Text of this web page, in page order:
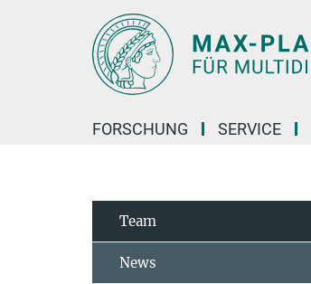
FORSCHUNG SERVICE
Team
News